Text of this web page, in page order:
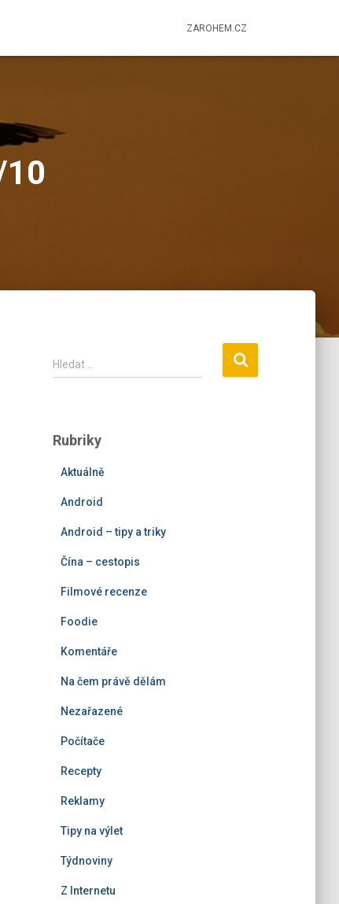
ZAROHEM.CZ
V
y
d
Hledat …
Rubriky
Aktuálně
Android
Android – tipy a triky
Čína – cestopis
Filmové recenze
Foodie
Komentáře
Na čem právě dělám
Nezařazené
Počítače
Recepty
Reklamy
Tipy na výlet
Týdnoviny
Z Internetu